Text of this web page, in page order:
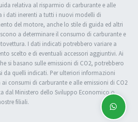
relativa al risparmio di carburante e alle
i dati inerenti a tutti i nuovi modelli di
del motore, anche lo stile di guida ed altri
a determinare il consumo di carburante e
I dati indicati potrebbero variare a
scelto e di eventuali accessori aggiuntivi. Ai
si basano sulle emissioni di CO2, potrebbero
da quelli indicati. Per ulteriori informazioni
consumi di carburante e alle emissioni di CO2
dal Ministero dello Sviluppo Economico o
filiali.